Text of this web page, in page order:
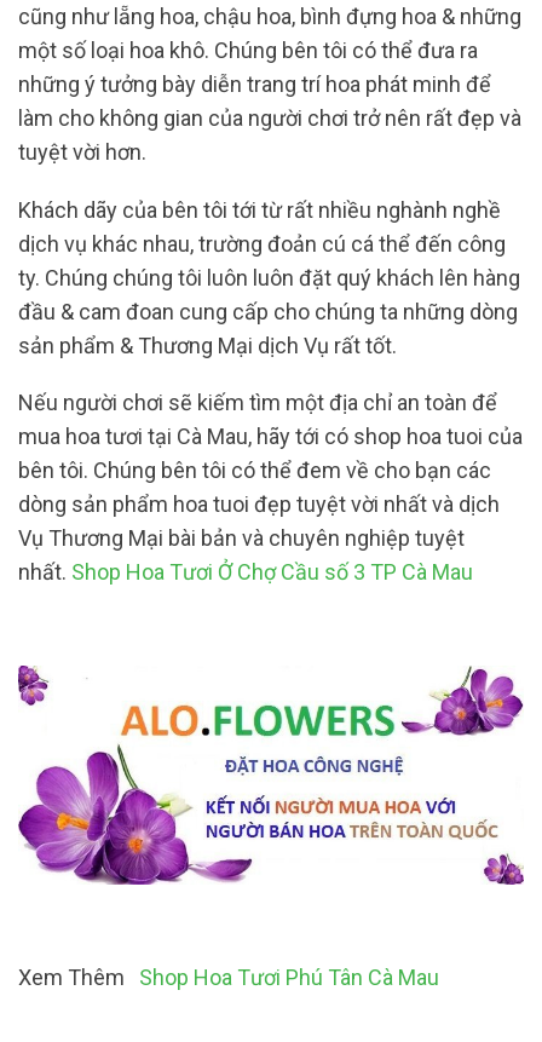
cũng như lẵng hoa, chậu hoa, bình đựng hoa & những
một số loại hoa khô. Chúng bên tôi có thể đưa ra
những ý tưởng bày diễn trang trí hoa phát minh để
làm cho không gian của người chơi trở nên rất đẹp và
tuyệt vời hơn.
Khách dãy của bên tôi tới từ rất nhiều nghành nghề
dịch vụ khác nhau, trường đoản cú cá thể đến công
ty. Chúng chúng tôi luôn luôn đặt quý khách lên hàng
đầu & cam đoan cung cấp cho chúng ta những dòng
sản phẩm & Thương Mại dịch Vụ rất tốt.
Nếu người chơi sẽ kiếm tìm một địa chỉ an toàn để
mua hoa tươi tại Cà Mau, hãy tới có shop hoa tuoi của
bên tôi. Chúng bên tôi có thể đem về cho bạn các
dòng sản phẩm hoa tuoi đẹp tuyệt vời nhất và dịch
Vụ Thương Mại bài bản và chuyên nghiệp tuyệt
nhất. Shop Hoa Tươi Ở Chợ Cầu số 3 TP Cà Mau
Xem Thêm Shop Hoa Tươi Phú Tân Cà Mau